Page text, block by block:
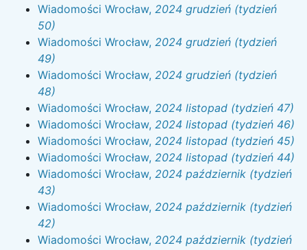
Wiadomości Wrocław, 2024 grudzień (tydzień
50)
Wiadomości Wrocław, 2024 grudzień (tydzień
49)
Wiadomości Wrocław, 2024 grudzień (tydzień
48)
Wiadomości Wrocław, 2024 listopad (tydzień 47)
Wiadomości Wrocław, 2024 listopad (tydzień 46)
Wiadomości Wrocław, 2024 listopad (tydzień 45)
Wiadomości Wrocław, 2024 listopad (tydzień 44)
Wiadomości Wrocław, 2024 październik (tydzień
43)
Wiadomości Wrocław, 2024 październik (tydzień
42)
Wiadomości Wrocław, 2024 październik (tydzień